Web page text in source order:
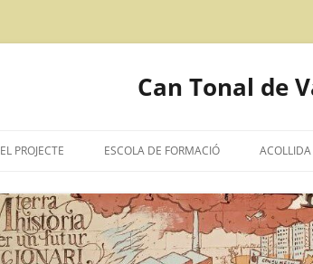
Can Tonal de
EL PROJECTE
INFORMACIÓN EN CASTELLANO
ESCOLA DE FORMACIÓ ACOLLIDA